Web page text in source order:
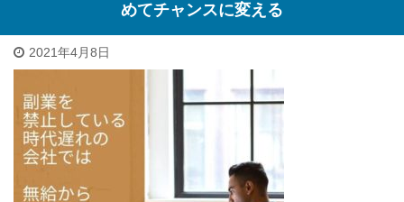
めてチャンスに変える
2021年4月8日